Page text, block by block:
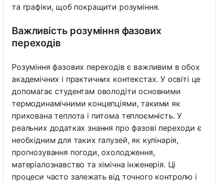
та графіки, щоб покращити розуміння.
Важливість розуміння фазових
переходів
Розуміння фазових переходів є важливим в обох
академічних і практичних контекстах. У освіті це
допомагає студентам оволодіти основними
термодинамічними концепціями, такими як
прихована теплота і питома теплоємність. У
реальних додатках знання про фазові переходи є
необхідним для таких галузей, як кулінарія,
прогнозування погоди, охолодження,
матеріалознавство та хімічна інженерія. Ці
процеси часто залежать від точного контролю і